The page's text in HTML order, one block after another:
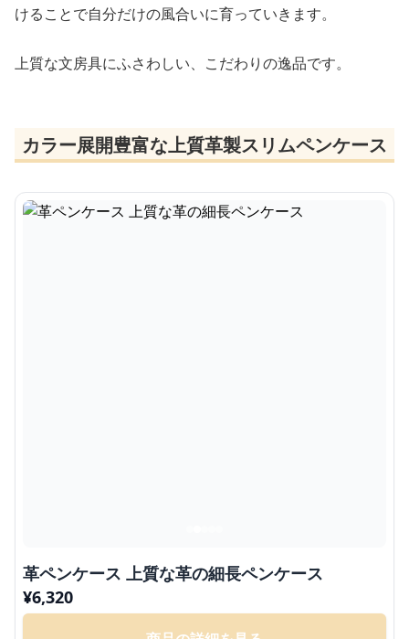
けることで自分だけの風合いに育っていきます。
上質な文房具にふさわしい、こだわりの逸品です。
カラー展開豊富な上質革製スリムペンケース
革ペンケース 上質な革の細長ペンケース
¥6,320